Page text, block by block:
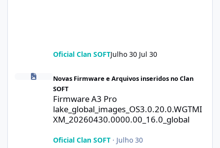
Oficial Clan SOFTJulho 30 Jul 30
Novas Firmware e Arquivos inseridos no Clan
SOFT
Firmware A3 Pro
lake_global_images_OS3.0.20.0.WGTMI
XM_20260430.0000.00_16.0_global
Oficial Clan SOFT· Julho 30